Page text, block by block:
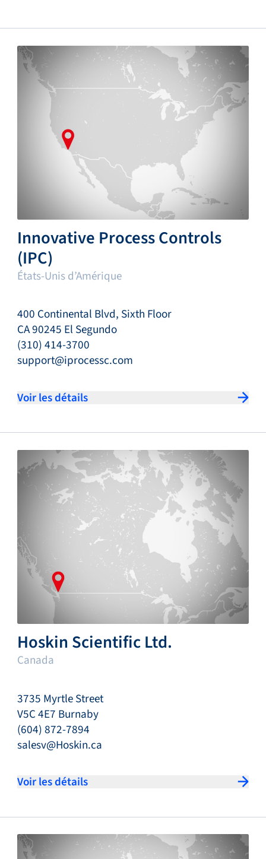
Innovative Process Controls
(IPC)
États-Unis d’Amérique
400 Continental Blvd, Sixth Floor
CA 90245 El Segundo
(310) 414-3700
support@iprocessc.com
Voir les détails
Hoskin Scientific Ltd.
Canada
3735 Myrtle Street
V5C 4E7 Burnaby
(604) 872-7894
salesv@Hoskin.ca
Voir les détails